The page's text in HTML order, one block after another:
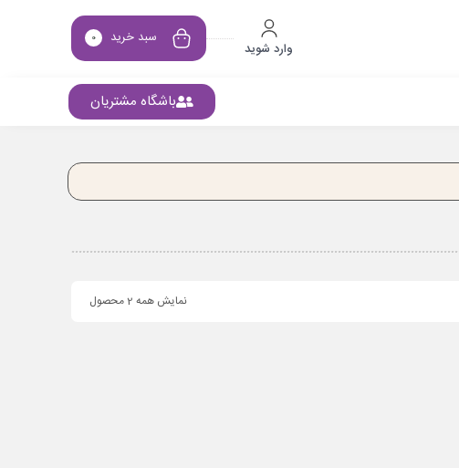
وارد شوید
سبد خرید 0
باشگاه مشتریان
نمایش همه 2 محصول